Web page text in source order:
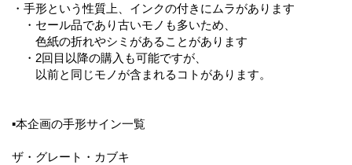
・手形という性質上、インクの付きにムラがあります
・セール品であり古いモノも多いため、
色紙の折れやシミがあることがあります
・2回目以降の購入も可能ですが、
以前と同じモノが含まれるコトがあります。
▪️本企画の手形サイン一覧
ザ・グレート・カブキ